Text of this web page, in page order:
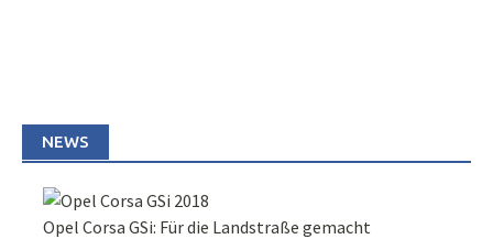
NEWS
Opel Corsa GSi: Für die Landstraße gemacht